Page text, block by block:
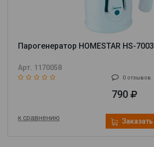
Парогенератор HOMESTAR HS-7003
Арт. 1170058
0 отзывов
790
к сравнению Заказать